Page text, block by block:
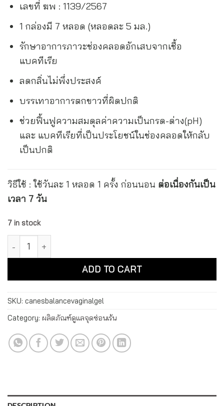
เลขที่ ฆพ : 1139/2567
1 กล่องมี 7 หลอด (หลอดละ 5 มล.)
รักษาอาการภาวะช่องคลอดอักเสบจากเชื้อ
แบคทีเรีย
ลดกลิ่นไม่พึ่งประสงค์
บรรเทาอาการตกขาวที่ผิดปกติ
ช่วยฟื้นฟูความสมดุลค่าความเป็นกรด-ด่าง(pH)
และ แบคทีเรียที่เป็นประโยชน์ในช่องคลอดให้กลับ
เป็นปกติ
วิธีใช้ : ใช้วันละ 1 หลอด 1 ครั้ง ก่อนนอน ต่อเนื่องกันเป็น
เวลา 7 วัน
7 in stock
คาเนสบาลานซ์ เจลสำหรับช่องคลอด Canesbalance Vaginal
ADD TO CART
Alternative:
SKU: canesbalancevaginalgel
Category: ผลิตภัณฑ์ดูแลจุดซ่อนเร้น